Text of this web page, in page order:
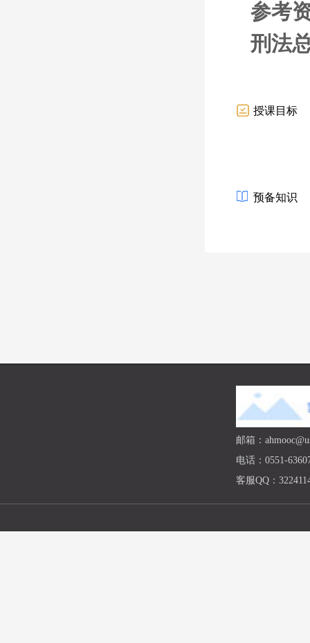
参考
刑法
授课目标
预备知识
邮箱：
电话：0551-
客服QQ：